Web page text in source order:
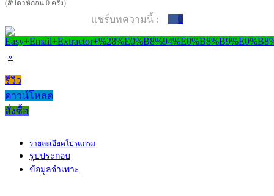
(สัปดาห์ก่อน 0 ครั้ง)
แชร์บทความนี้ : 0
»
รีวิว
ดาวน์โหลด
สั่งซื้อ
รายละเอียดโปรแกรม
รูปประกอบ
ข้อมูลจำเพาะ